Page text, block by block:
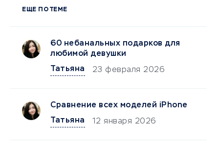
ЕЩЕ ПО ТЕМЕ
60 небанальных подарков для
любимой девушки
Татьяна
23 февраля 2026
Сравнение всех моделей iPhone
Татьяна
12 января 2026